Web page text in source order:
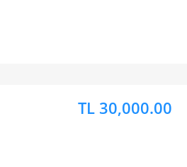
TL 30,000.00